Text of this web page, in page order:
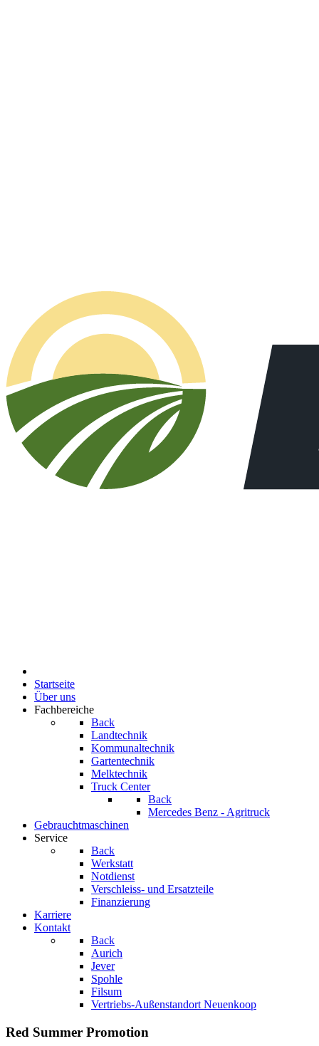
Startseite
Über uns
Fachbereiche
Back
Landtechnik
Kommunaltechnik
Gartentechnik
Melktechnik
Truck Center
Back
Mercedes Benz - Agritruck
Gebrauchtmaschinen
Service
Back
Werkstatt
Notdienst
Verschleiss- und Ersatzteile
Finanzierung
Karriere
Kontakt
Back
Aurich
Jever
Spohle
Filsum
Vertriebs-Außenstandort Neuenkoop
Red Summer Promotion